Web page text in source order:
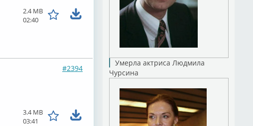
2.4 MB
02:40
#2394
3.4 MB
03:41
Умерла актриса Людмила
Чурсина